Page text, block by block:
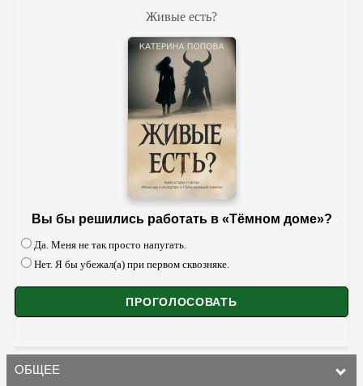
Живые есть?
Вы бы решились работать в «Тёмном доме»?
Да. Меня не так просто напугать.
Нет. Я бы убежал(а) при первом сквозняке.
ОБЩЕЕ